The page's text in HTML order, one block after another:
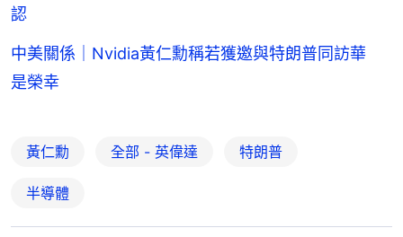
認
中美關係｜Nvidia黃仁勳稱若獲邀與特朗普同訪華
是榮幸
黃仁勳 全部 - 英偉達 特朗普
半導體